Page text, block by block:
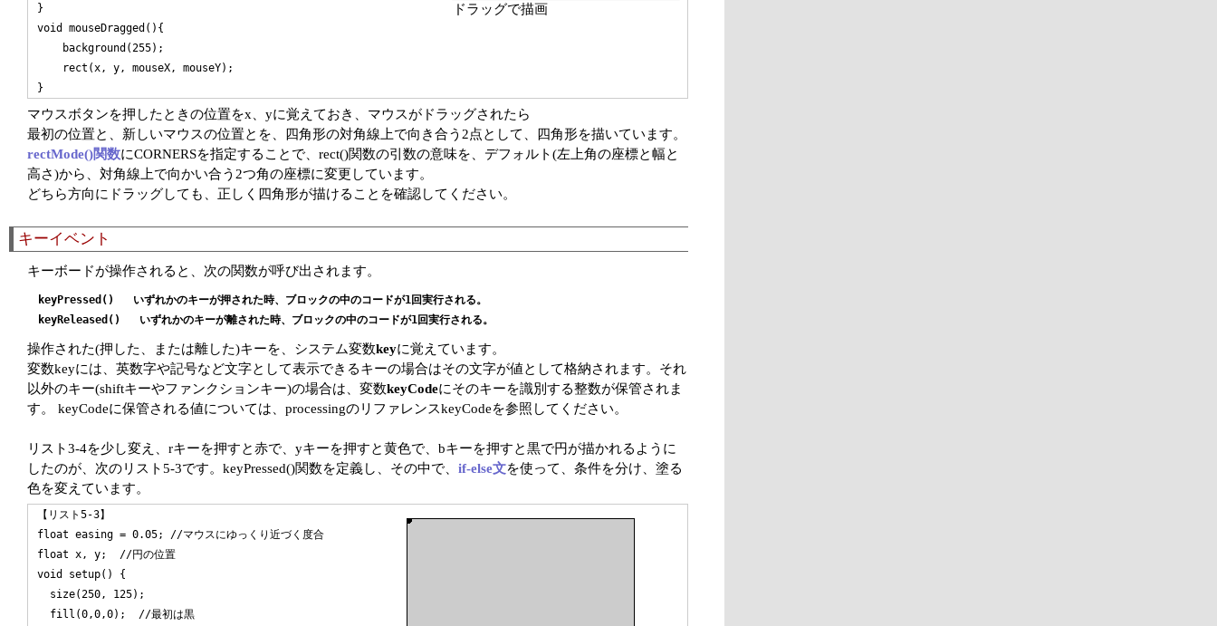
ドラッグで描画
}
void mouseDragged(){
    background(255);
    rect(x, y, mouseX, mouseY);
マウスボタンを押したときの位置をx、yに覚えておき、マウスがドラッグされたら
最初の位置と、新しいマウスの位置とを、四角形の対角線上で向き合う2点として、四角形を描いています。
rectMode()関数にCORNERSを指定することで、rect()関数の引数の意味を、デフォルト(左上角の座標と幅と
高さ)から、対角線上で向かい合う2つ角の座標に変更しています。
どちら方向にドラッグしても、正しく四角形が描けることを確認してください。
キーイベント
キーボードが操作されると、次の関数が呼び出されます。
keyPressed()   いずれかのキーが押された時、ブロックの中のコードが1回実行される。
操作された(押した、または離した)キーを、システム変数keyに覚えています。
変数keyには、英数字や記号など文字として表示できるキーの場合はその文字が値として格納されます。それ
以外のキー(shiftキーやファンクションキー)の場合は、変数keyCodeにそのキーを識別する整数が保管されま
す。 keyCodeに保管される値については、processingのリファレンスkeyCodeを参照してください。
リスト3-4を少し変え、rキーを押すと赤で、yキーを押すと黄色で、bキーを押すと黒で円が描かれるように
したのが、次のリスト5-3です。keyPressed()関数を定義し、その中で、 if-else文を使って、条件を分け、塗る
色を変えています。
【リスト5-3】
float easing = 0.05; //マウスにゆっくり近づく度合
float x, y;  //円の位置
void setup() {
  size(250, 125);
  fill(0,0,0);  //最初は黒